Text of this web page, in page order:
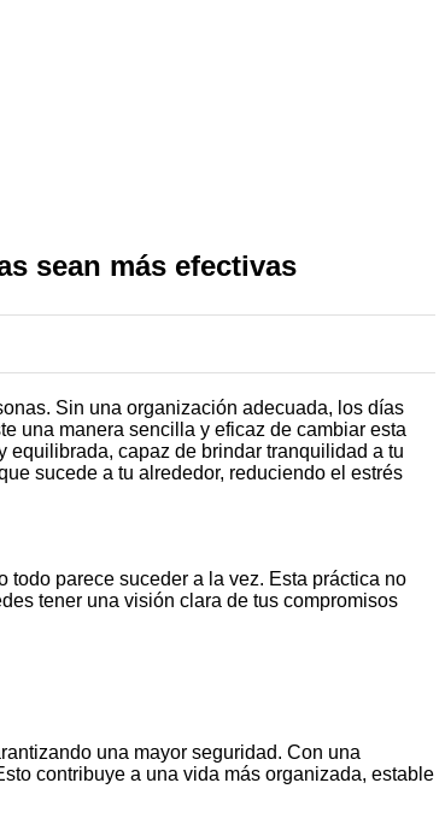
sean más efectivas
Sin una organización adecuada, los días
una manera sencilla y eficaz de cambiar esta
equilibrada, capaz de brindar tranquilidad a tu
sucede a tu alrededor, reduciendo el estrés
todo parece suceder a la vez. Esta práctica no
tener una visión clara de tus compromisos
una mayor seguridad. Con una
contribuye a una vida más organizada, estable